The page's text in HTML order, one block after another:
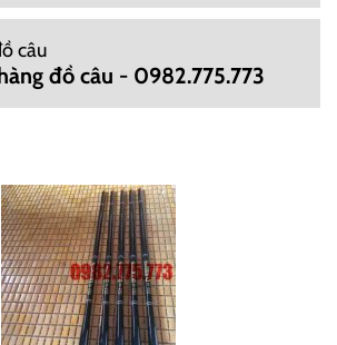
câu
đồ câu - 0982.775.773